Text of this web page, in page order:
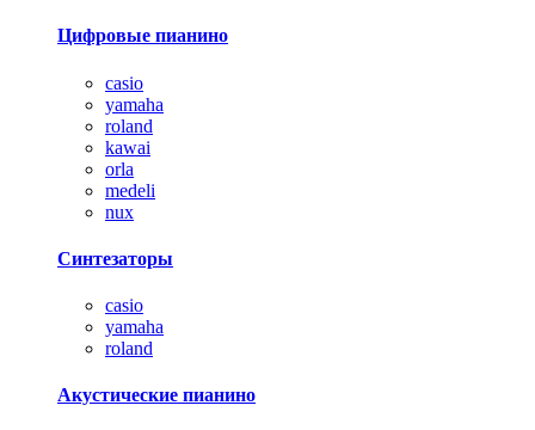
Цифровые пианино
casio
yamaha
roland
kawai
orla
medeli
nux
Синтезаторы
casio
yamaha
roland
Акустические пианино